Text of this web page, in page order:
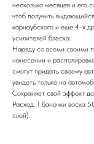
несколько месяцев и его
чтоб получить
карнаубского и еще 4-х
усилителей блеска.
Наряду со всеми своими
нанесении и
смогут придать своему
увидеть только на
Сохраняет свой эффект
Расход: 1 баночки воска
слой).